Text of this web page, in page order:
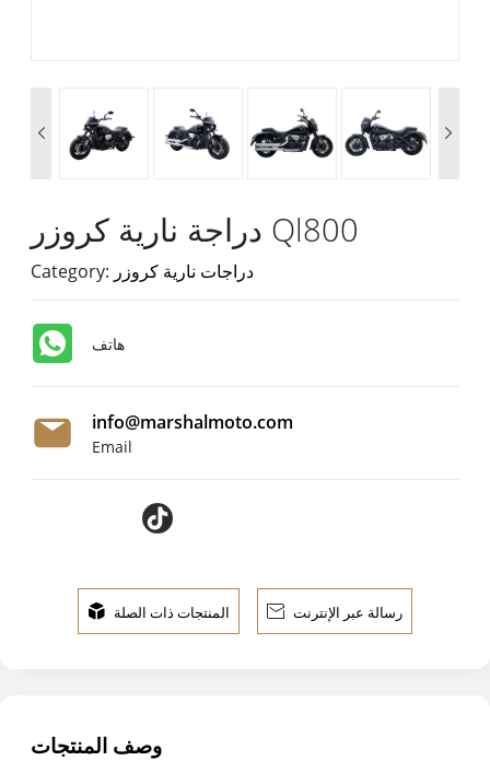
 
دراجة نارية كروزر Ql800
Category: دراجات نارية كروزر
هاتف
info@marshalmoto.com
Email
 المنتجات ذات الصلة  رسالة عبر الإنترنت
وصف المنتجات